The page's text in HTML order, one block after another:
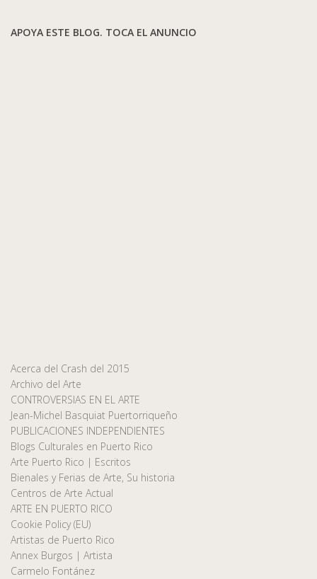
APOYA ESTE BLOG. TOCA EL ANUNCIO
Acerca del Crash del 2015
Archivo del Arte
CONTROVERSIAS EN EL ARTE
Jean-Michel Basquiat Puertorriqueño
PUBLICACIONES INDEPENDIENTES
Blogs Culturales en Puerto Rico
Arte Puerto Rico | Escritos
Bienales y Ferias de Arte, Su historia
Centros de Arte Actual
ARTE EN PUERTO RICO
Cookie Policy (EU)
Artistas de Puerto Rico
Annex Burgos | Artista
Carmelo Fontánez